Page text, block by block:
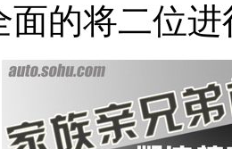
面的将二位